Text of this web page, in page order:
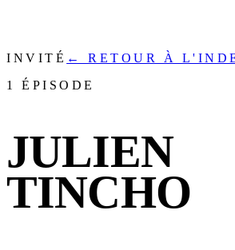
INVITÉ ← RETOUR À
1 ÉPISODE
JULIEN
TINCHO